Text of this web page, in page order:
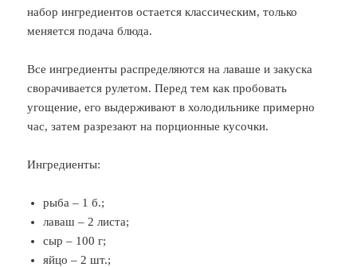
набор ингредиентов остается классическим, только
меняется подача блюда.
Все ингредиенты распределяются на лаваше и закуска
сворачивается рулетом. Перед тем как пробовать
угощение, его выдерживают в холодильнике примерно
час, затем разрезают на порционные кусочки.
Ингредиенты:
рыба – 1 б.;
лаваш – 2 листа;
сыр – 100 г;
яйцо – 2 шт.;